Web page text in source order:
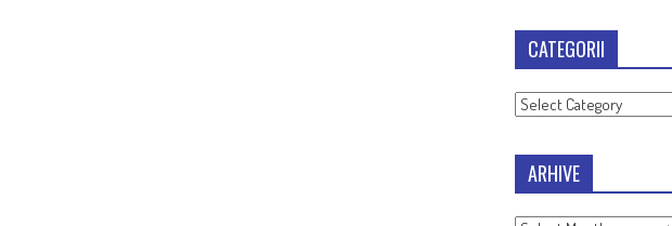
CATEGORII
Categorii
ARHIVE